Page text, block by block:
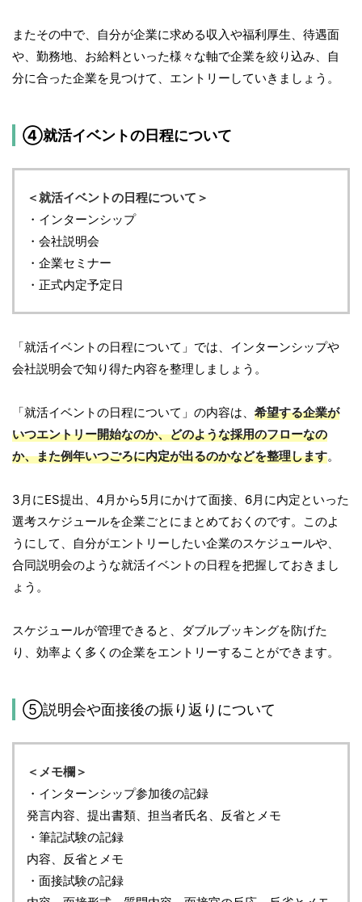
またその中で、自分が企業に求める収入や福利厚生、待遇面
や、勤務地、お給料といった様々な軸で企業を絞り込み、自
分に合った企業を見つけて、エントリーしていきましょう。
④就活イベントの日程について
＜就活イベントの日程について＞
・インターンシップ
・会社説明会
・企業セミナー
・正式内定予定日
「就活イベントの日程について」では、インターンシップや
会社説明会で知り得た内容を整理しましょう。
「就活イベントの日程について」の内容は、 希望する企業が
いつエントリー開始なのか、どのような採用のフローなの
か、また例年いつごろに内定が出るのかなどを整理します。
3月にES提出、4月から5月にかけて面接、6月に内定といった
選考スケジュールを企業ごとにまとめておくのです。このよ
うにして、自分がエントリーしたい企業のスケジュールや、
合同説明会のような就活イベントの日程を把握しておきまし
ょう。
スケジュールが管理できると、ダブルブッキングを防げた
り、効率よく多くの企業をエントリーすることができます。
⑤説明会や面接後の振り返りについて
＜メモ欄＞
・インターンシップ参加後の記録
発言内容、提出書類、担当者氏名、反省とメモ
・筆記試験の記録
内容、反省とメモ
・面接試験の記録